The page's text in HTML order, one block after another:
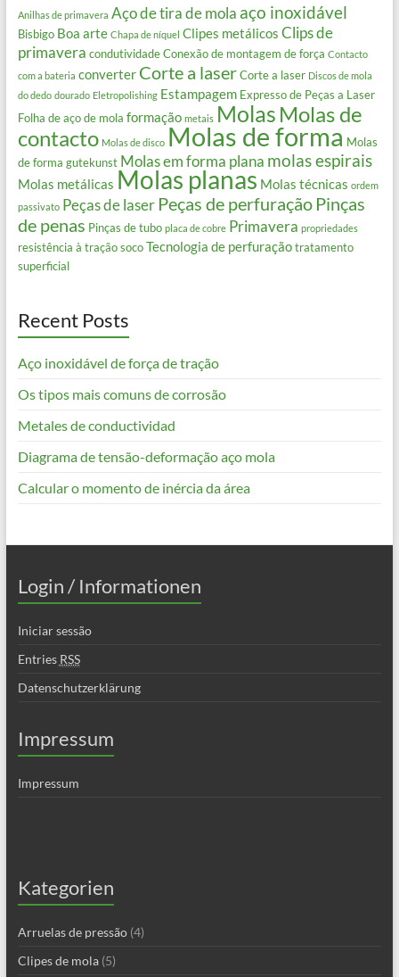
Anilhas de primavera Aço de tira de mola aço inoxidável
Bisbigo Boa arte Chapa de níquel Clipes metálicos Clips de
primavera condutividade Conexão de montagem de força Contacto
com a bateria converter Corte a laser Corte a laser Discos de mola
do dedo dourado Eletropolishing Estampagem Expresso de Peças a Laser
Folha de aço de mola formação metais Molas Molas de
contacto Molas de disco Molas de forma Molas
de forma gutekunst Molas em forma plana molas espirais
Molas metálicas Molas planas Molas técnicas ordem
passivato Peças de laser Peças de perfuração Pinças
de penas Pinças de tubo placa de cobre Primavera propriedades
resistência à tração soco Tecnologia de perfuração tratamento
superficial
Recent Posts
Aço inoxidável de força de tração
Os tipos mais comuns de corrosão
Metales de conductividad
Diagrama de tensão-deformação aço mola
Calcular o momento de inércia da área
Login / Informationen
Iniciar sessão
Entries RSS
Datenschutzerklärung
Impressum
Impressum
Kategorien
Arruelas de pressão(4)
Clipes de mola(5)